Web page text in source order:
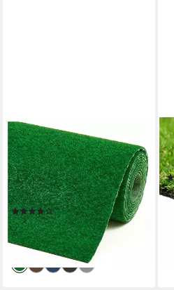
MISENTO
Kunstrasen Easy, rechteckig,
Höhe: 4 mm, Rasenteppich
für Balkon und Terrasse mit
Drainage-Noppen
(54)
ab 19,99 €
(29,84 €/ 1 qm)
lieferbar - in 2-3 Werktagen bei dir